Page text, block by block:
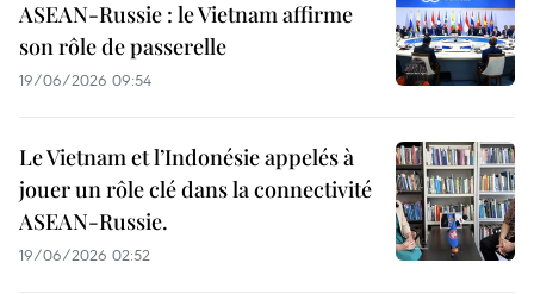
ASEAN-Russie : le Vietnam affirme
son rôle de passerelle
19/06/2026 09:54
Le Vietnam et l’Indonésie appelés à
jouer un rôle clé dans la connectivité
ASEAN-Russie.
19/06/2026 02:52